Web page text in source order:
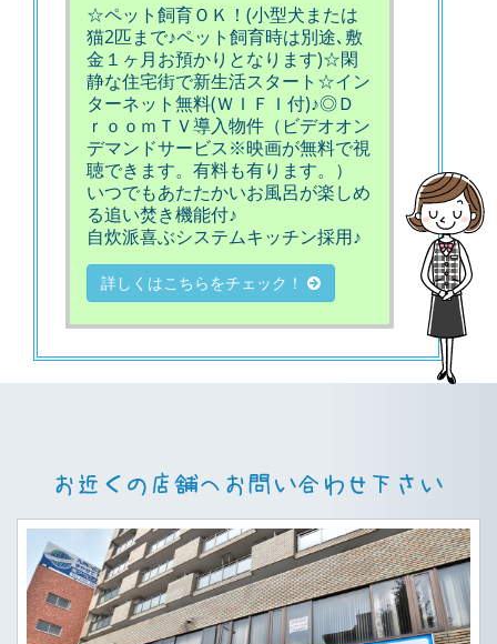
☆ペット飼育ＯＫ！(小型犬または
猫2匹まで♪ペット飼育時は別途､敷
金１ヶ月お預かりとなります)☆閑
静な住宅街で新生活スタート☆イン
ターネット無料(ＷＩＦＩ付)♪◎Ｄ
ｒｏｏｍＴＶ導入物件（ビデオオン
デマンドサービス※映画が無料で視
聴できます。有料も有ります。）
いつでもあたたかいお風呂が楽しめ
る追い焚き機能付♪
自炊派喜ぶシステムキッチン採用♪
詳しくはこちらをチェック！